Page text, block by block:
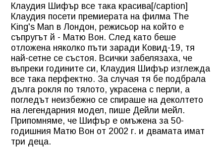
Клаудия Шифър все така красива[/caption]
Клаудия посети премиерата на филма The
King's Man в Лондон, режисьор на който е
съпругът й - Матю Вон. След като беше
отложена няколко пъти заради Ковид-19, тя
най-сетне се състоя. Всички забелязаха, че
въпреки годините си, Клаудия Шифър изглежда
все така перфектно. За случая тя бе подбрала
дълга рокля по тялото, украсена с перли, а
погледът неизбежно се спираше на деколтето
на легендарния модел, пише Дейли мейл.
Припомняме, че Шифър е омъжена за 50-
годишния Матю Вон от 2002 г. и двамата имат
три деца.